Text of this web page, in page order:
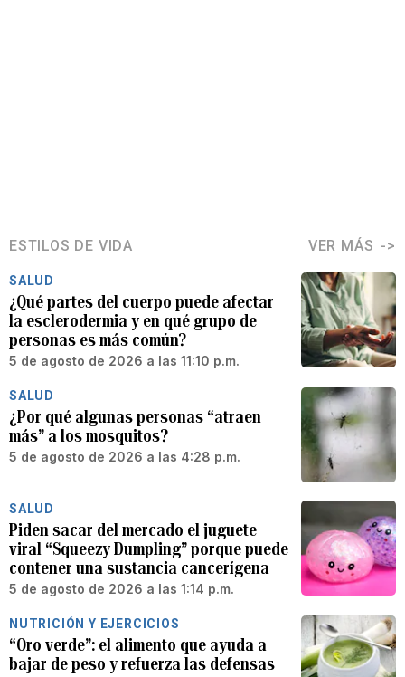
ESTILOS DE VIDA VER MÁS
SALUD
¿Qué partes del cuerpo puede afectar
la esclerodermia y en qué grupo de
personas es más común?
5 de agosto de 2026 a las 11:10 p.m.
SALUD
¿Por qué algunas personas “atraen
más” a los mosquitos?
5 de agosto de 2026 a las 4:28 p.m.
SALUD
Piden sacar del mercado el juguete
viral “Squeezy Dumpling” porque puede
contener una sustancia cancerígena
5 de agosto de 2026 a las 1:14 p.m.
NUTRICIÓN Y EJERCICIOS
“Oro verde”: el alimento que ayuda a
bajar de peso y refuerza las defensas